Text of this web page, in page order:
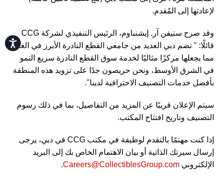
Accessibility
لإعادتها إلى المُقدم.
وقد صرح ستيفن آر. إيشنباوم، الرئيس التنفيذي لشركة CCG
قائلًا: " تضم دبي العديد من جامعي القطع النادرة الأبرز في العالم،
مما يجعلها مركزًا مثاليًا لخدمة سوق القطع النادرة سريع النمو
في الشرق الأوسط، ونحن حريصون جدًا على تزويد هذه المنطقة
بأفضل خدمات التصنيف الاحترافية لدينا".
سيتم الإعلان قريبًا عن المزيد من التفاصيل، بما في ذلك رسوم
التصنيف وتاريخ افتتاح المكتب.
إذا كنت مهتمًا بالتقدم لوظيفة في مكتب CCG في دبي، يرجى
إرسال سيرتك الذاتية أو بيان الاهتمام الخاص بك إلى البريد
الإلكتروني Careers@CollectiblesGroup.com
.